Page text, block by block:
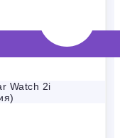
Watch 2i